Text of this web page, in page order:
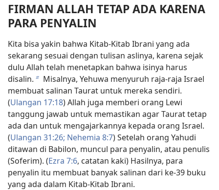
FIRMAN ALLAH TETAP ADA KARENA
PARA PENYALIN
Kita bisa yakin bahwa Kitab-Kitab Ibrani yang ada
sekarang sesuai dengan tulisan aslinya, karena sejak
dulu Allah telah menetapkan bahwa isinya harus
disalin. b Misalnya, Yehuwa menyuruh raja-raja Israel
membuat salinan Taurat untuk mereka sendiri.
(Ulangan 17:18) Allah juga memberi orang Lewi
tanggung jawab untuk memastikan agar Taurat tetap
ada dan untuk mengajarkannya kepada orang Israel.
(Ulangan 31:26; Nehemia 8:7) Setelah orang Yahudi
ditawan di Babilon, muncul para penyalin, atau penulis
(Soferim). (Ezra 7:6, catatan kaki) Hasilnya, para
penyalin itu membuat banyak salinan dari ke-39 buku
yang ada dalam Kitab-Kitab Ibrani.